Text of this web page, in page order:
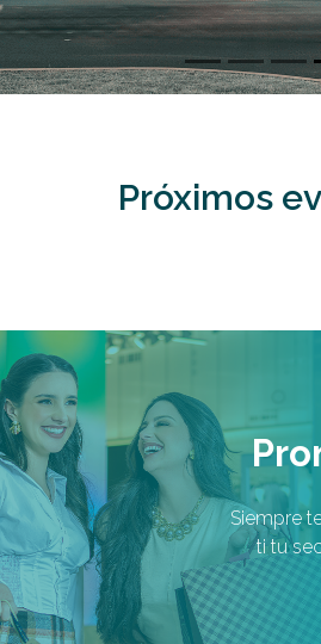
Próximos
Siempre
ti tu